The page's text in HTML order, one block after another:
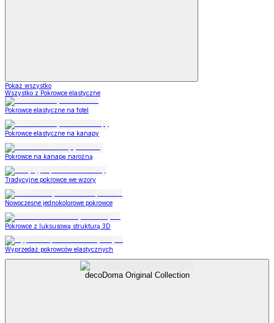
Pokaż wszystko
Wszystko z Pokrowce elastyczne
Pokrowce elastyczne na fotel
Pokrowce elastyczne na kanapy
Pokrowce na kanapę narożną
Tradycyjne pokrowce we wzory
Nowoczesne jednokolorowe pokrowce
Pokrowce z luksusową strukturą 3D
Wyprzedaż pokrowców elastycznych
decoDoma Original Collection